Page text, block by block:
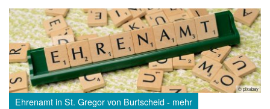
© pixabay
Ehrenamt in St. Gregor von Burtscheid - mehr